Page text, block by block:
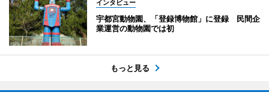
インタビュー
宇都宮動物園、「登録博物館」に登録 民間企
業運営の動物園では初
もっと見る